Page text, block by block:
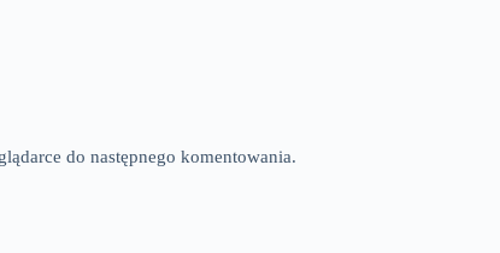
do następnego komentowania.